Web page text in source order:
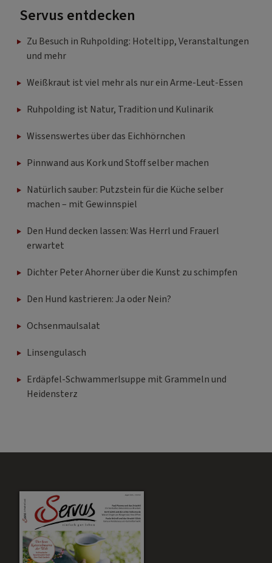
Servus entdecken
Zu Besuch in Ruhpolding: Hoteltipp, Veranstaltungen
und mehr
Weißkraut ist viel mehr als nur ein Arme-Leut-Essen
Ruhpolding ist Natur, Tradition und Kulinarik
Wissenswertes über das Eichhörnchen
Pinnwand aus Kork und Stoff selber machen
Natürlich sauber: Putzstein für die Küche selber
machen – mit Gewinnspiel
Den Hund decken lassen: Was Herrl und Frauerl
erwartet
Dichter Peter Ahorner über die Kunst zu schimpfen
Den Hund kastrieren: Ja oder Nein?
Ochsenmaulsalat
Linsengulasch
Erdäpfel-Schwammerlsuppe mit Grammeln und
Heidensterz